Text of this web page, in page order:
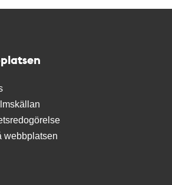
webbplatsen